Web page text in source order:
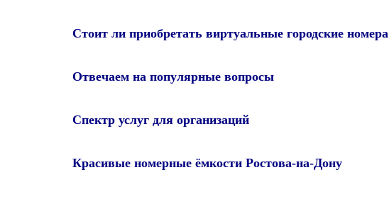
Стоит ли приобретать виртуальные городские номера
Отвечаем на популярные вопросы
Спектр услуг для организаций
Красивые номерные ёмкости Ростова-на-Дону